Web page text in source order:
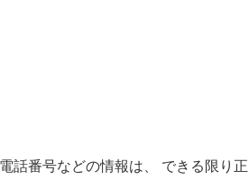
話番号などの情報は、 できる限り正